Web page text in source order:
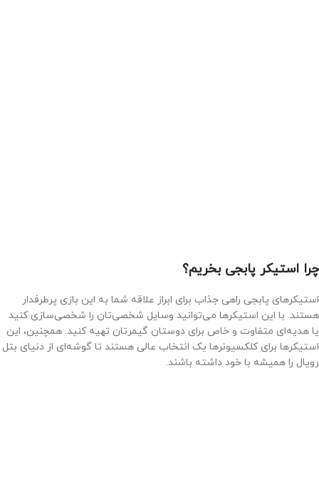
چرا استیکر پابجی بخریم؟
استیکرهای پابجی راهی جذاب برای ابراز علاقه شما به این بازی پرطرفدار
هستند. با این استیکرها می‌توانید وسایل شخصی‌تان را شخصی‌سازی کنید
یا هدیه‌ای متفاوت و خاص برای دوستان گیمرتان تهیه کنید. همچنین، این
استیکرها برای کلکسیونرها یک انتخاب عالی هستند تا گوشه‌ای از دنیای بتل
رویال را همیشه با خود داشته باشند.